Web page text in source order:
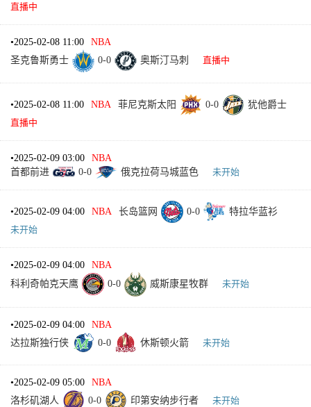
直播中
•2025-02-08 11:00
NBA
圣克鲁斯勇士
0-0 奥斯汀马刺 直播中
•2025-02-08 11:00 NBA 菲尼克斯太阳 0-0
犹他爵士
直播中
•2025-02-09 03:00
NBA
首都前进
0-0 俄克拉荷马城蓝色 未开始
•2025-02-09 04:00 NBA 长岛篮网 0-0
特拉华蓝衫
未开始
•2025-02-09 04:00
NBA
科利奇帕克天鹰
0-0 威斯康星牧群 未开始
•2025-02-09 04:00
NBA
达拉斯独行侠
0-0 休斯顿火箭 未开始
•2025-02-09 05:00
NBA
洛杉矶湖人
0-0 印第安纳步行者 未开始